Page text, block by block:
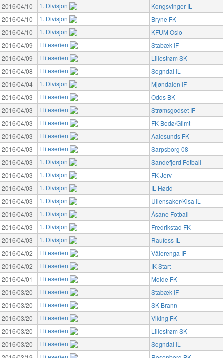
2016/04/10 1. Divisjon
Kongsvinger IL
2016/04/10
1. Divisjon
Bryne FK
2016/04/10
1. Divisjon
KFUM Oslo
2016/04/09
Eliteserien
Stabæk IF
2016/04/09
Eliteserien
Lillestrøm SK
2016/04/08
Eliteserien
Sogndal IL
2016/04/04
1. Divisjon
Mjøndalen IF
2016/04/03
Eliteserien
Odds BK
2016/04/03
Eliteserien
Strømsgodset IF
2016/04/03
Eliteserien
FK Bodø/Glimt
2016/04/03
Eliteserien
Aalesunds FK
2016/04/03
Eliteserien
Sarpsborg 08
2016/04/03
1. Divisjon
Sandefjord Fotball
2016/04/03
1. Divisjon
FK Jerv
2016/04/03
1. Divisjon
IL Hødd
2016/04/03
1. Divisjon
Ullensaker/Kisa IL
2016/04/03
1. Divisjon
Åsane Fotball
2016/04/03
1. Divisjon
Fredrikstad FK
2016/04/03
1. Divisjon
Raufoss IL
2016/04/02
Eliteserien
Vålerenga IF
2016/04/02
Eliteserien
IK Start
2016/04/01
Eliteserien
Molde FK
2016/03/20
Eliteserien
Stabæk IF
2016/03/20
Eliteserien
SK Brann
2016/03/20
Eliteserien
Viking FK
2016/03/20
Eliteserien
Lillestrøm SK
2016/03/20
Eliteserien
Sogndal IL
Eliteserien